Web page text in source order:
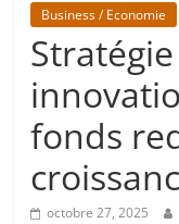
Business / Economie
fonds
octobre 27, 2025